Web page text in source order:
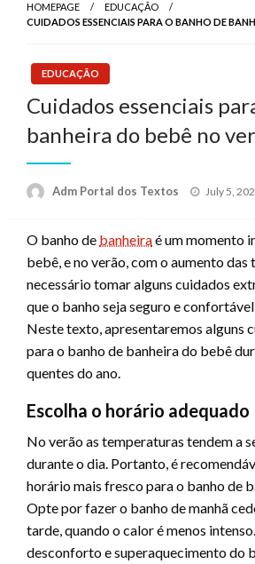
HOMEPAGE
EDUCAÇÃO
CUIDADOS ESSENCIAIS PARA O BANHO DE
EDUCAÇÃO
Cuidados essenciais
banheira do bebê no
Adm Portal dos Textos
Posted
July 5,
O banho de banheiraé um momento
bebê, e no verão, com o aumento das
necessário tomar alguns cuidados
que o banho seja seguro e
Neste texto, apresentaremos alguns
para o banho de banheira do bebê
quentes do ano.
Escolha o horário adequado
No verão as temperaturas tendem a
durante o dia. Portanto, é
horário mais fresco para o banho de
Opte por fazer o banho de manhã
tarde, quando o calor é menos
desconforto e superaquecimento do